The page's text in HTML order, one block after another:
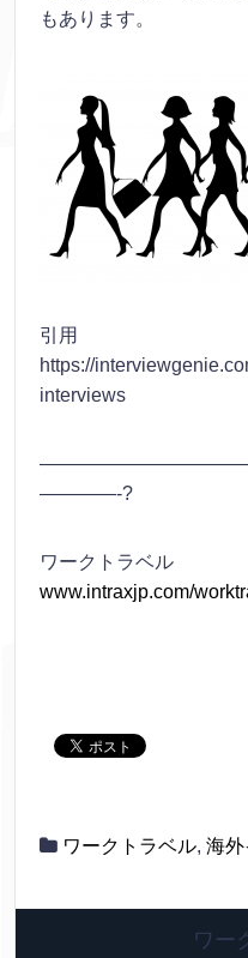
もあります。
引用
https://
interviews
————-?
ワークトラベル
www.intraxjp.com/
ワークトラベル, 海
ワー